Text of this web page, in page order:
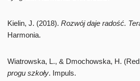
Kielin, J. (2018). Rozwój daje radość.
Harmonia.
Wiatrowska, L., & Dmochowska, H.
progu szkoły. Impuls.